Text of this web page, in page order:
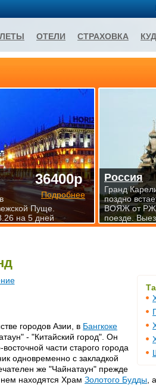
городов Азии, в Бангкоке
- "Китайский город". Он
части старого города
одновременно с закладкой
же "Чайнатаун" прежде
нем находятся Храм Золотого Будды ,
36400р
Подробнее
Пуще.
на 5 дней
Россия
Гранд
поздно
ВОЯЖ от
поезде.
ОТЕЛИ СТРАХОВКА